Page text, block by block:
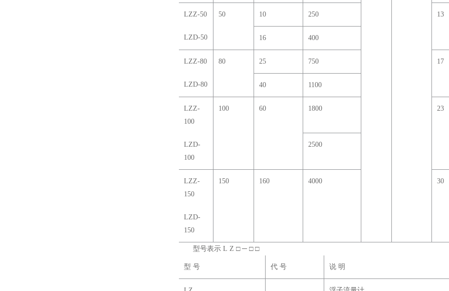
LZZ-50
LZD-50
50 10 250 13
16 400
LZZ-80
LZD-80
80 25 750 17
40 1100
LZZ-
100
LZD-
100
100 60 1800 23
2500
LZZ-
150
LZD-
150
150 160 4000 30
型号表示 L Z □ ─ □ □
型 号 代 号 说 明